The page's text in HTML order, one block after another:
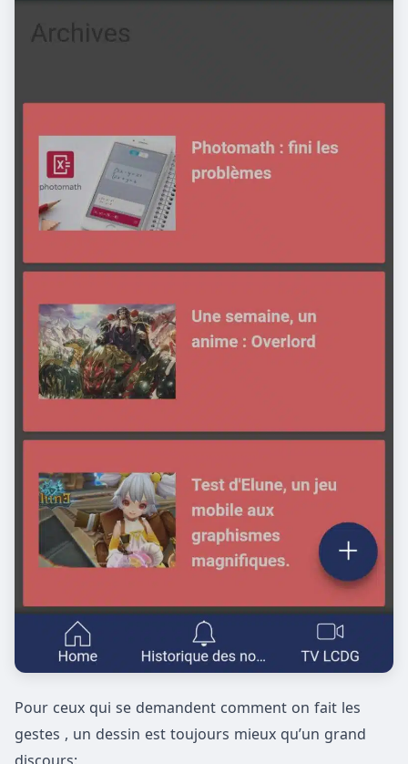
Pour ceux qui se demandent comment on fait les
gestes , un dessin est toujours mieux qu’un grand